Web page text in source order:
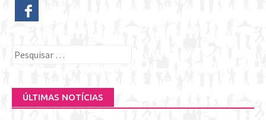
Pesquisar
ÚLTIMAS NOTÍCIAS